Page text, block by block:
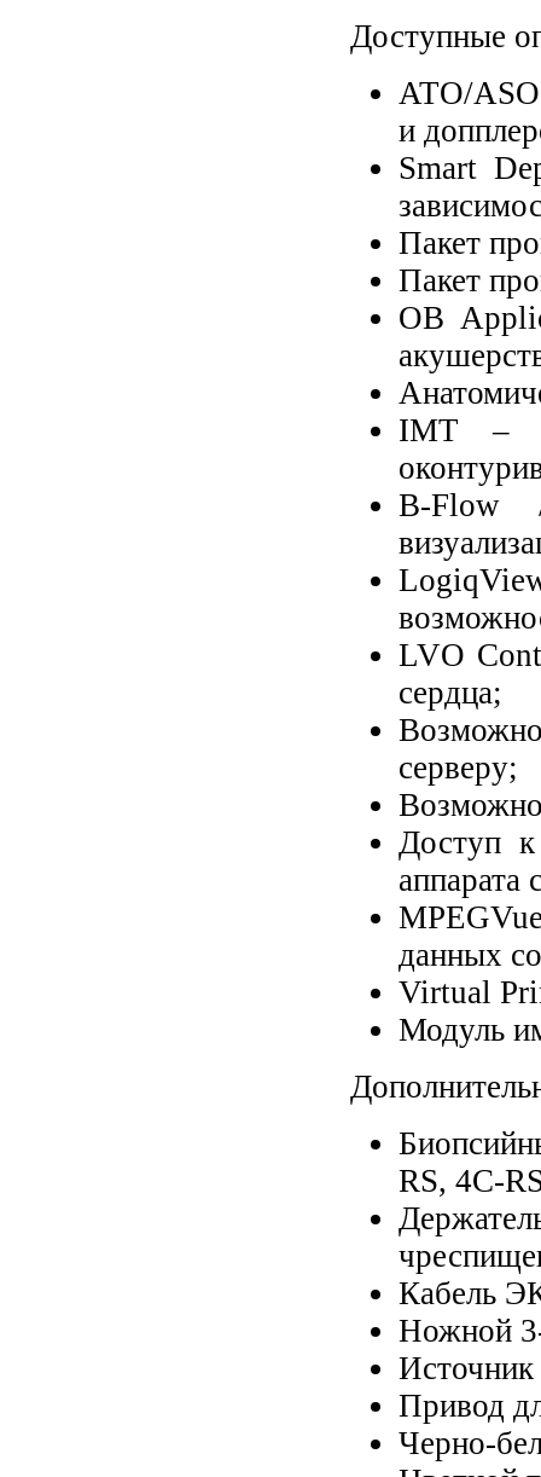
Доступные
ATO/ASO
и
Smart
Пакет
Пакет
OB
IMT –
B-Flow
LVO
сердца;
серверу;
Доступ к
аппарата
данных
Virtual
Модуль
RS, 4С-
Кабель
Ножной
Источник
Привод
Черно-